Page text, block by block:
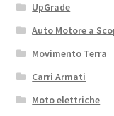
UpGrade
Auto Motore a
Movimento Terra
Carri Armati
Moto elettriche